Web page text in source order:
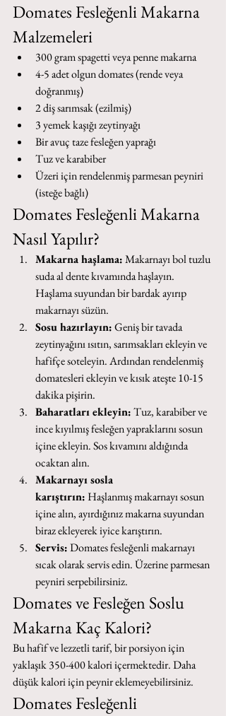
Domates Fesleğenli Makarna
Malzemeleri
300 gram spagetti veya penne makarna
4-5 adet olgun domates (rende veya
doğranmış)
2 diş sarımsak (ezilmiş)
3 yemek kaşığı zeytinyağı
Bir avuç taze fesleğen yaprağı
Tuz ve karabiber
Üzeri için rendelenmiş parmesan peyniri
(isteğe bağlı)
Domates Fesleğenli Makarna
Nasıl Yapılır?
Makarna haşlama: Makarnayı bol tuzlu
suda al dente kıvamında haşlayın.
Haşlama suyundan bir bardak ayırıp
makarnayı süzün.
Sosu hazırlayın: Geniş bir tavada
zeytinyağını ısıtın, sarımsakları ekleyin ve
hafifçe soteleyin. Ardından rendelenmiş
domatesleri ekleyin ve kısık ateşte 10-15
dakika pişirin.
Baharatları ekleyin: Tuz, karabiber ve
ince kıyılmış fesleğen yapraklarını sosun
içine ekleyin. Sos kıvamını aldığında
ocaktan alın.
Makarnayı sosla
karıştırın: Haşlanmış makarnayı sosun
içine alın, ayırdığınız makarna suyundan
biraz ekleyerek iyice karıştırın.
Servis: Domates fesleğenli makarnayı
sıcak olarak servis edin. Üzerine parmesan
peyniri serpebilirsiniz.
Domates ve Fesleğen Soslu
Makarna Kaç Kalori?
Bu hafif ve lezzetli tarif, bir porsiyon için
yaklaşık 350-400 kalori içermektedir. Daha
düşük kalori için peynir eklemeyebilirsiniz.
Domates Fesleğenli